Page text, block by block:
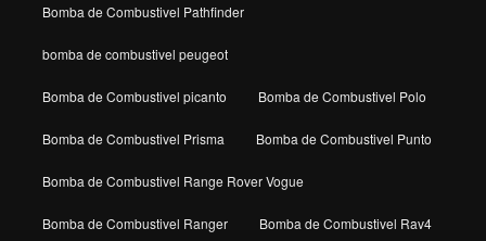
Bomba de Combustivel Pathfinder
bomba de combustivel peugeot
Bomba de Combustivel picanto Bomba de Combustivel Polo
Bomba de Combustivel Prisma Bomba de Combustivel Punto
Bomba de Combustivel Range Rover Vogue
Bomba de Combustivel Ranger Bomba de Combustivel Rav4